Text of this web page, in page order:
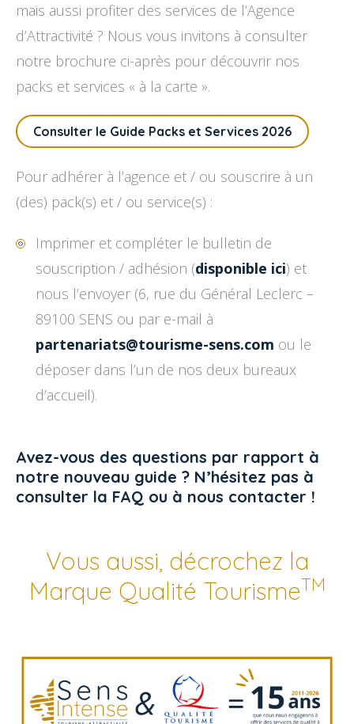
mais aussi profiter des services de l’Agence
d’Attractivité ? Nous vous invitons à consulter
notre brochure ci-après pour découvrir nos
packs et services « à la carte ».
Consulter le Guide Packs et Services 2026
Pour adhérer à l’agence et / ou souscrire à un
(des) pack(s) et / ou service(s) :
Imprimer et compléter le bulletin de
souscription / adhésion (disponible ici) et
nous l’envoyer (6, rue du Général Leclerc –
89100 SENS ou par e-mail à
partenariats@tourisme-sens.com ou le
déposer dans l’un de nos deux bureaux
d’accueil).
Avez-vous des questions par rapport à
notre nouveau guide ? N’hésitez pas à
consulter la FAQ ou à nous contacter !
Vous aussi, décrochez la
Marque Qualité TourismeTM